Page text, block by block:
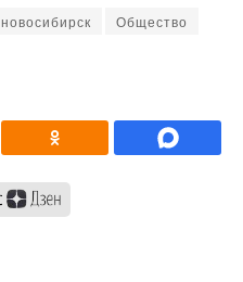
новосибирск
Общество